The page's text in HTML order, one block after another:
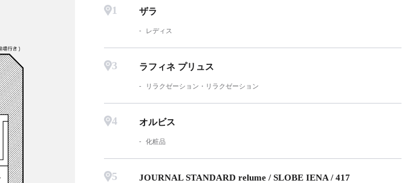
1 ザラ
レディス
3 ラフィネ プリュス
リラクゼーション・リラクゼーション
4 オルビス
化粧品
5
JOURNAL STANDARD relume / SLOBE IENA / 417